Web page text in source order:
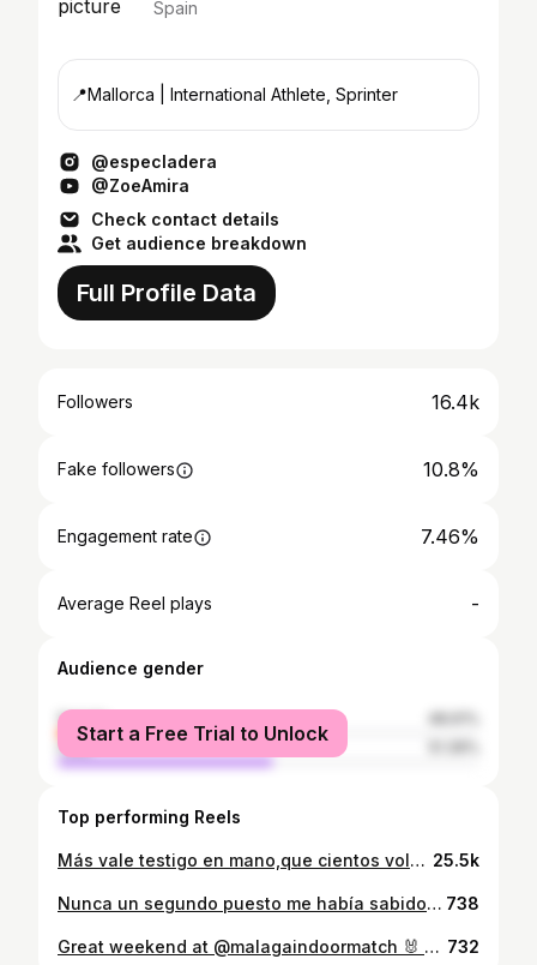
Spain
📍Mallorca | International Athlete, Sprinter
@especladera
@ZoeAmira
Check contact details
Get audience breakdown
Full Profile Data
Followers 16.4k
Fake followers 10.8%
Engagement rate 7.46%
Average Reel plays -
Audience gender
female
male
Start a Free Trial to Unlock
Top performing Reels
Más vale testigo en mano,que cientos volando🪽 ❤️: @atletismorfea 📸: @juankk_23 🦵🏻🩹: @fisioterapia_victorl @tonustgn 🫡: @lareal75 @juancarrlooss @iht_73 25.5k
Nunca un segundo puesto me había sabido tanto a oro. Feliz de volver a sentirme yo después de tanto.💖 Enhorabuena a mis compis por el gran campeonato que se han marcado y enhorabuena a mi misma por la pedazo de familia que tengo al lado, con ellos ya he ganado. Seguimos por el buen camino, Trust the process🔥 738
Great weekend at @malagaindoormatch 🐰 - Meeting Record. - Balearics Record. Vamos por el buen camino, Gracias por hacerlo posible 🤜🏿🤛🏿 732